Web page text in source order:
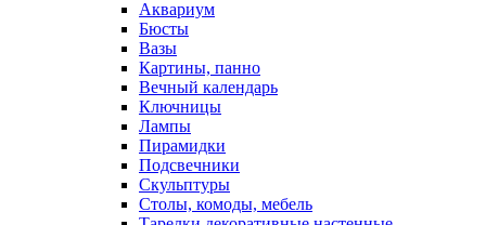
Аквариум
Бюсты
Вазы
Картины, панно
Вечный календарь
Ключницы
Лампы
Пирамидки
Подсвечники
Скульптуры
Столы, комоды, мебель